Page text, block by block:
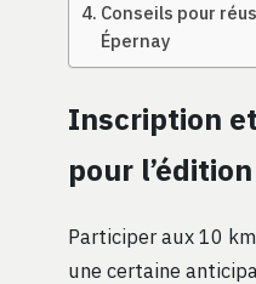
Conseils pour
Épernay
Inscription
pour
Participer aux 10
une certaine